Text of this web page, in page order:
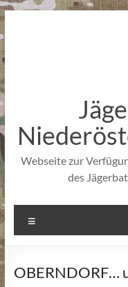
Zum
springen
Webseite zur
des
OBERNDORF…